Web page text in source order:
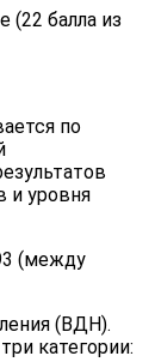
балла из
по
и уровня
(между
(ВДН).
категории: